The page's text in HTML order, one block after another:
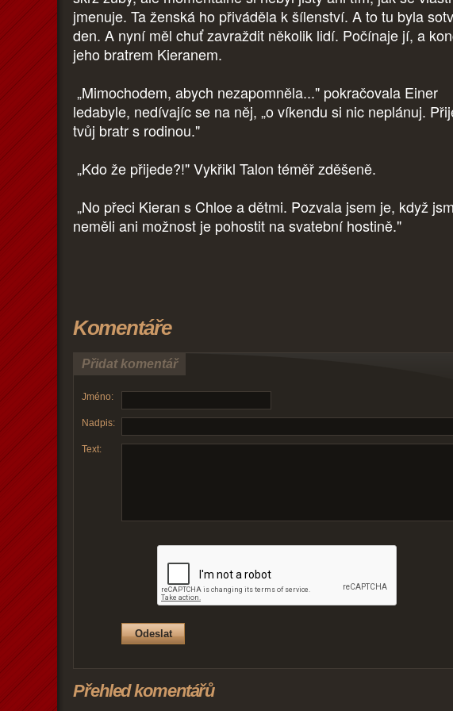
jmenuje. Ta ženská ho přiváděla k šílenství. A to tu byla
den. A nyní měl chuť zavraždit několik lidí. Počínaje jí, a
jeho bratrem Kieranem.
„Mimochodem, abych nezapomněla..." pokračovala Einer
ledabyle, nedívajíc se na něj, „o víkendu si nic neplánuj.
tvůj bratr s rodinou."
„Kdo že přijede?!" Vykřikl Talon téměř zděšeně.
„No přeci Kieran s Chloe a dětmi. Pozvala jsem je, když
neměli ani možnost je pohostit na svatební hostině."
Komentáře
Přidat komentář
Jméno:
Nadpis:
Text:
Přehled komentářů